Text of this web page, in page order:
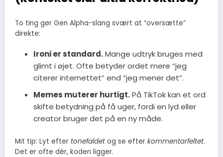
To ting gør Gen Alpha-slang svært at “oversætte”
direkte:
Ironi er standard.Mange udtryk bruges med
glimt i øjet. Ofte betyder ordet mere “jeg
citerer internettet” end “jeg mener det”.
Memes muterer hurtigt.På TikTok kan et ord
skifte betydning på få uger, fordi en lyd eller
creator bruger det på en ny måde.
Mit tip: Lyt efter tonefaldet og se efter kommentarfeltet.
Det er ofte dér, koden ligger.